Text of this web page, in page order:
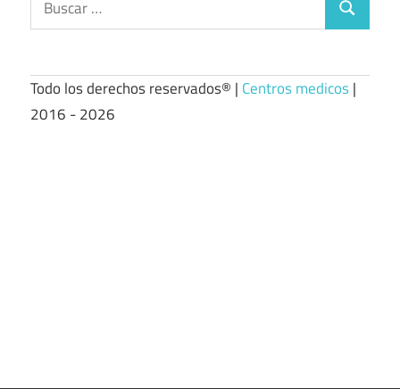
Buscar
Todo los derechos reservados® | Centros medicos|
2016 - 2026